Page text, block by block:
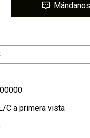
Mándanos
C a primera vista